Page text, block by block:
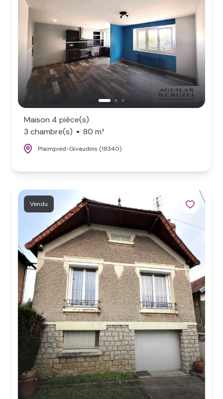
Maison 4 pièce(s)
3 chambre(s)
80 m²
Plaimpied-Givaudins (18340)
Vendu